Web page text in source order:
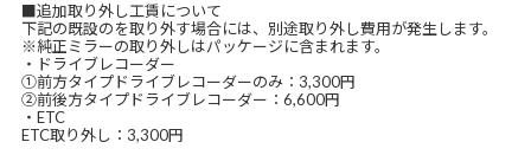
■追加取り外し工賃について
下記の既設のを取り外す場合には、別途取り外し費用が発生します。
※純正ミラーの取り外しはパッケージに含まれます。
・ドライブレコーダー
①前方タイプドライブレコーダーのみ：3,300円
②前後方タイプドライブレコーダー：6,600円
・ETC
ETC取り外し：3,300円